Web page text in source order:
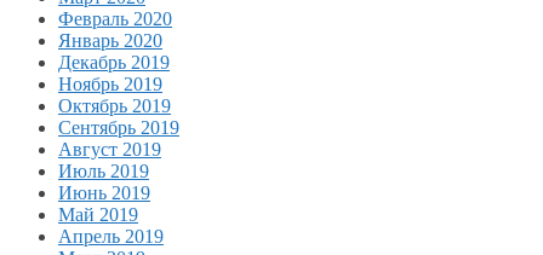
Февраль 2020
Январь 2020
Декабрь 2019
Ноябрь 2019
Октябрь 2019
Сентябрь 2019
Август 2019
Июль 2019
Июнь 2019
Май 2019
Апрель 2019